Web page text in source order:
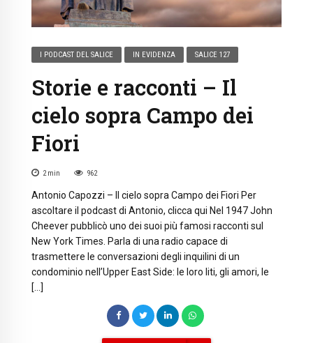
I PODCAST DEL SALICE IN EVIDENZA SALICE 127
Storie e racconti – Il
cielo sopra Campo dei
Fiori
2 min 962
Antonio Capozzi – Il cielo sopra Campo dei Fiori Per
ascoltare il podcast di Antonio, clicca qui Nel 1947 John
Cheever pubblicò uno dei suoi più famosi racconti sul
New York Times. Parla di una radio capace di
trasmettere le conversazioni degli inquilini di un
condominio nell’Upper East Side: le loro liti, gli amori, le
[…]